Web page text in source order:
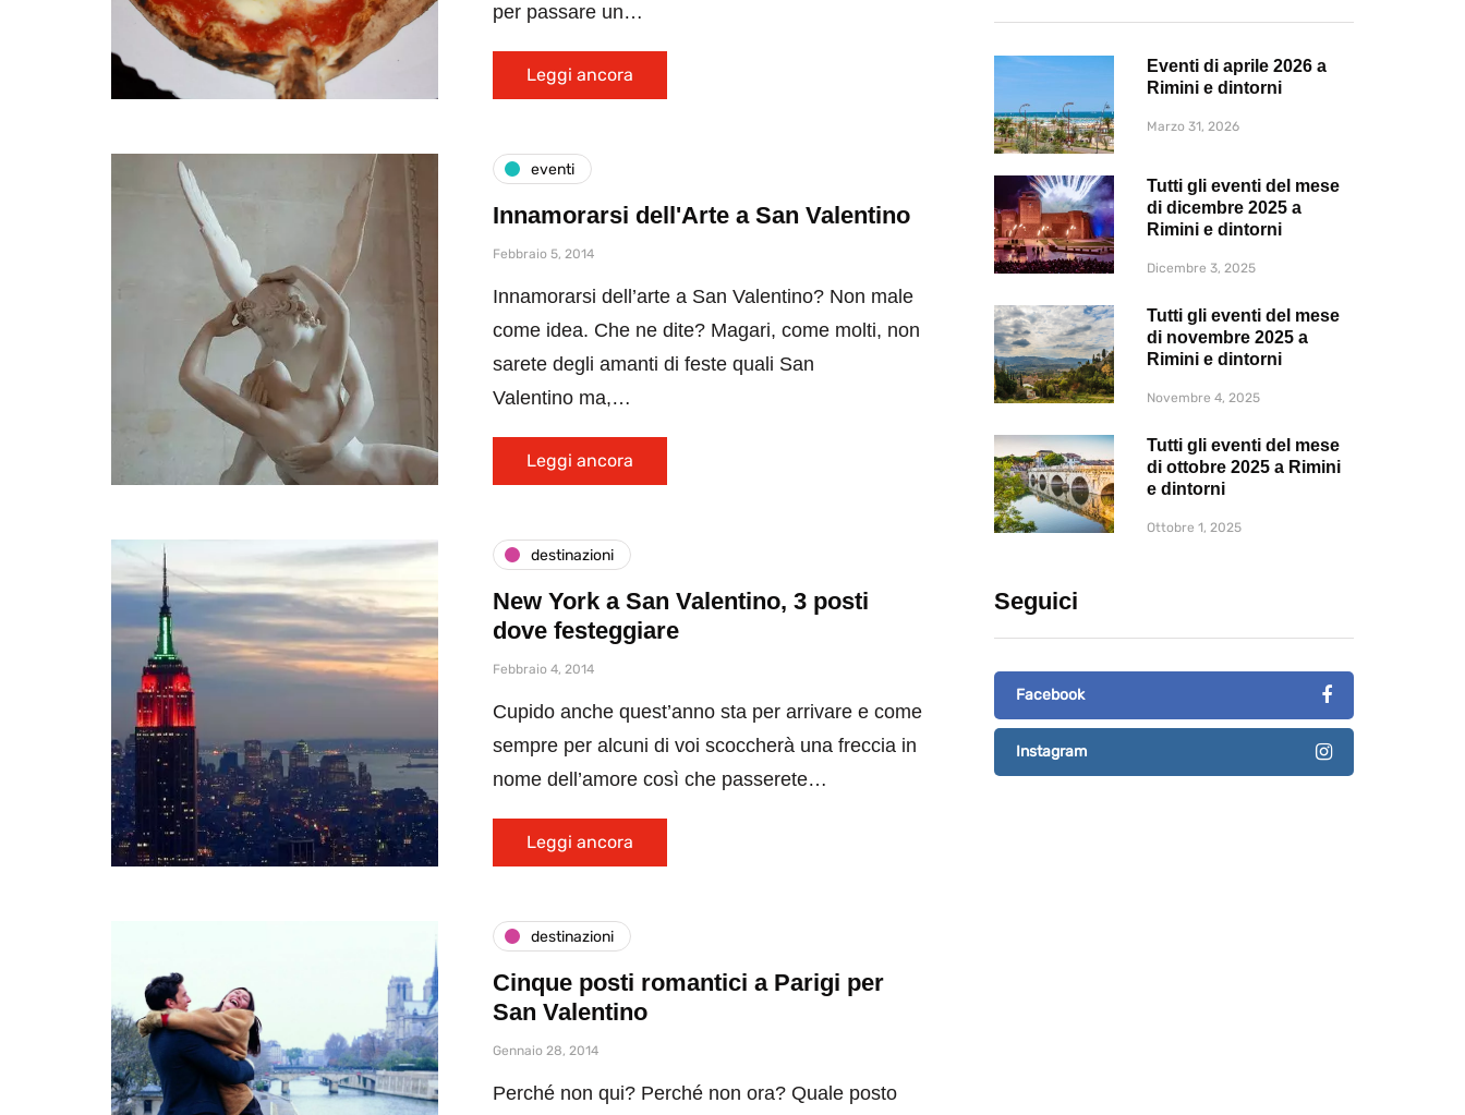
per passare un…
Leggi ancora
eventi
Innamorarsi dell'Arte a San Valentino
Febbraio 5, 2014
Innamorarsi dell’arte a San Valentino? Non male
come idea. Che ne dite? Magari, come molti, non
sarete degli amanti di feste quali San
Valentino ma,…
Leggi ancora
destinazioni
New York a San Valentino, 3 posti
dove festeggiare
Febbraio 4, 2014
Cupido anche quest’anno sta per arrivare e come
sempre per alcuni di voi scoccherà una freccia in
nome dell’amore così che passerete…
Leggi ancora
destinazioni
Cinque posti romantici a Parigi per
San Valentino
Gennaio 28, 2014
Perché non qui? Perché non ora? Quale posto
Eventi di aprile 2026 a
Rimini e dintorni
Marzo 31, 2026
Tutti gli eventi del mese
di dicembre 2025 a
Rimini e dintorni
Dicembre 3, 2025
Tutti gli eventi del mese
di novembre 2025 a
Rimini e dintorni
Novembre 4, 2025
Tutti gli eventi del mese
di ottobre 2025 a Rimini
e dintorni
Ottobre 1, 2025
Seguici
Facebook
Instagram